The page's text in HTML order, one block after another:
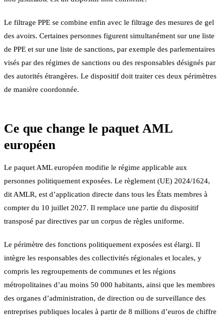
Le filtrage PPE se combine enfin avec le filtrage des mesures de gel
des avoirs. Certaines personnes figurent simultanément sur une liste
de PPE et sur une liste de sanctions, par exemple des parlementaires
visés par des régimes de sanctions ou des responsables désignés par
des autorités étrangères. Le dispositif doit traiter ces deux périmètres
de manière coordonnée.
Ce que change le paquet AML
européen
Le paquet AML européen modifie le régime applicable aux
personnes politiquement exposées. Le règlement (UE) 2024/1624,
dit AMLR, est d’application directe dans tous les États membres à
compter du 10 juillet 2027. Il remplace une partie du dispositif
transposé par directives par un corpus de règles uniforme.
Le périmètre des fonctions politiquement exposées est élargi. Il
intègre les responsables des collectivités régionales et locales, y
compris les regroupements de communes et les régions
métropolitaines d’au moins 50 000 habitants, ainsi que les membres
des organes d’administration, de direction ou de surveillance des
entreprises publiques locales à partir de 8 millions d’euros de chiffre